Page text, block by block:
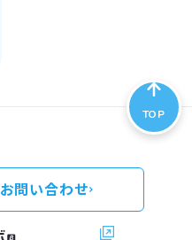
TOP
お問い合わせ